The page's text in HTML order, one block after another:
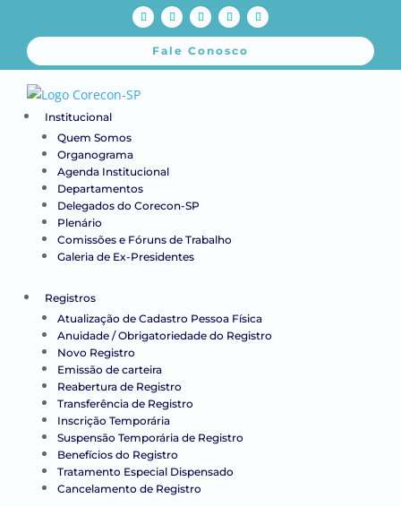
Fale Conosco
Institucional
Quem Somos
Organograma
Agenda Institucional
Departamentos
Delegados do Corecon-SP
Plenário
Comissões e Fóruns de Trabalho
Galeria de Ex-Presidentes
Registros
Atualização de Cadastro Pessoa Física
Anuidade / Obrigatoriedade do Registro
Novo Registro
Emissão de carteira
Reabertura de Registro
Transferência de Registro
Inscrição Temporária
Suspensão Temporária de Registro
Benefícios do Registro
Tratamento Especial Dispensado
Cancelamento de Registro